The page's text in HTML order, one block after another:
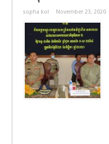
sopha kol November 23, 2020